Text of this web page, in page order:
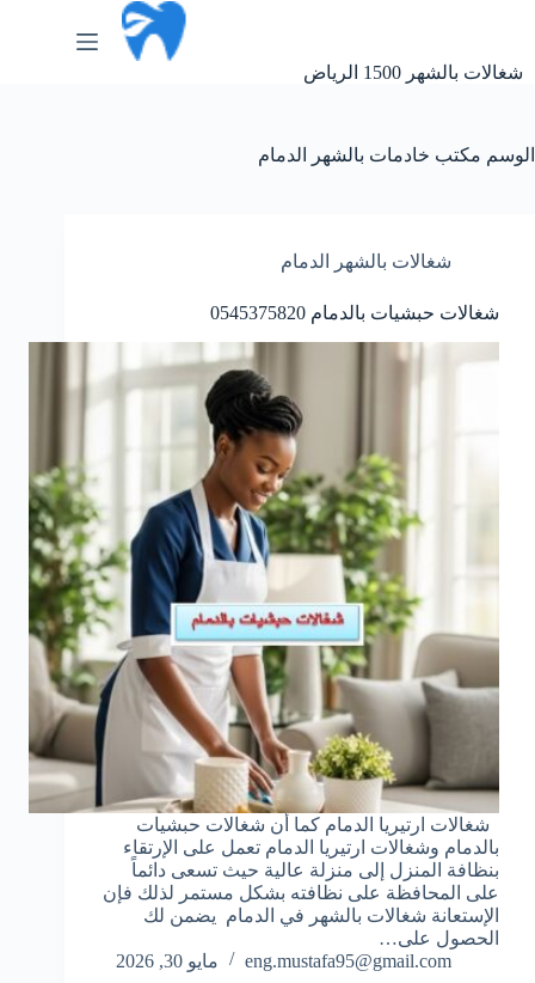
شغالات بالشهر 1500 الرياض
الوسم مكتب خادمات بالشهر الدمام
شغالات بالشهر الدمام
شغالات حبشيات بالدمام 0545375820
شغالات ارتيريا الدمام كما أن شغالات حبشيات
بالدمام وشغالات ارتيريا الدمام تعمل على الإرتقاء
بنظافة المنزل إلى منزلة عالية حيث تسعى دائماً
على المحافظة على نظافته بشكل مستمر لذلك فإن
الإستعانة شغالات بالشهر في الدمام يضمن لك
الحصول على…
eng.mustafa95@gmail.com
مايو 30, 2026